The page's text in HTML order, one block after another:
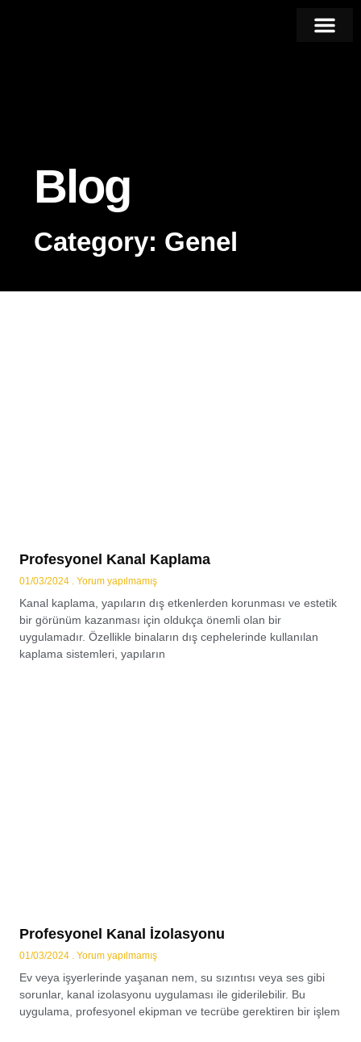
Blog
Category: Genel
Profesyonel Kanal Kaplama
01/03/2024 Yorum yapılmamış
Kanal kaplama, yapıların dış etkenlerden korunması ve estetik
bir görünüm kazanması için oldukça önemli olan bir
uygulamadır. Özellikle binaların dış cephelerinde kullanılan
kaplama sistemleri, yapıların
Profesyonel Kanal İzolasyonu
01/03/2024 Yorum yapılmamış
Ev veya işyerlerinde yaşanan nem, su sızıntısı veya ses gibi
sorunlar, kanal izolasyonu uygulaması ile giderilebilir. Bu
uygulama, profesyonel ekipman ve tecrübe gerektiren bir işlem